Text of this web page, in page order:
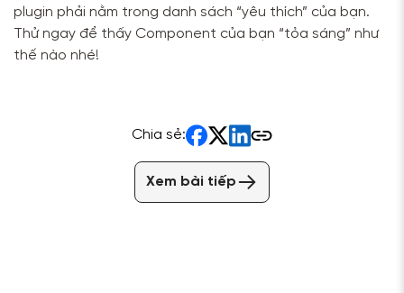
plugin phải nằm trong danh sách “yêu thích” của bạn.
Thử ngay để thấy Component của bạn “tỏa sáng” như
thế nào nhé!
Chia sẻ:
Xem bài tiếp